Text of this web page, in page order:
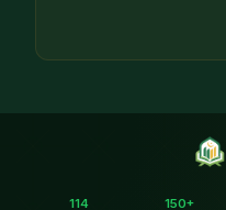
114
150+